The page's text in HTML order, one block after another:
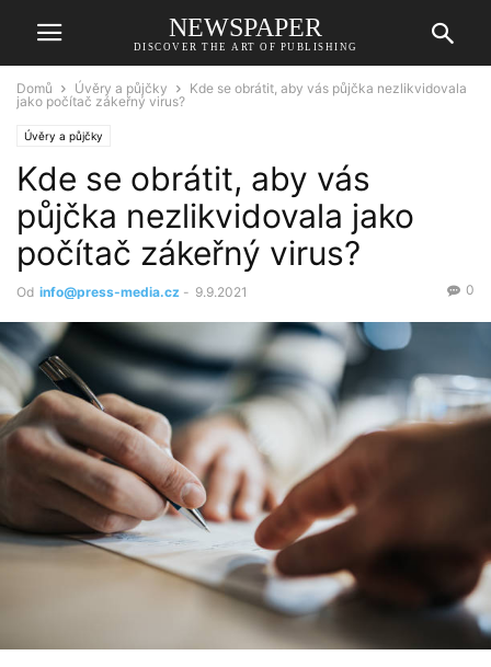
NEWSPAPER
DISCOVER THE ART OF PUBLISHING
Domů Úvěry a půjčky
Kde se obrátit, aby vás půjčka nezlikvidovala
jako počítač zákeřný virus?
Úvěry a půjčky
Kde se obrátit, aby vás
půjčka nezlikvidovala jako
počítač zákeřný virus?
Od info@press-media.cz - 9.9.2021 0